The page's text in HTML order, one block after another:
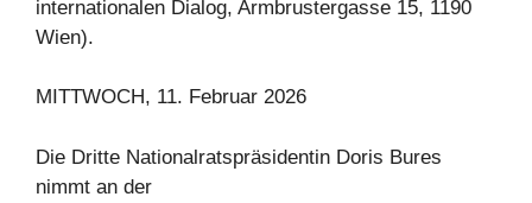
internationalen Dialog, Armbrustergasse 15, 1190
Wien).
MITTWOCH, 11. Februar 2026
Die Dritte Nationalratspräsidentin Doris Bures
nimmt an der